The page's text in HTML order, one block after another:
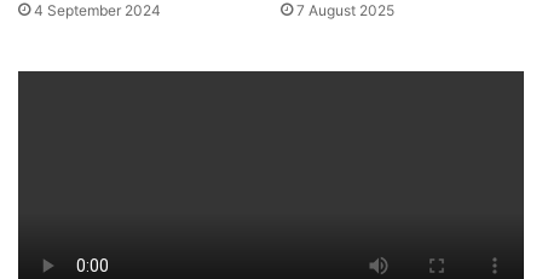
4 September 2024 7 August 2025